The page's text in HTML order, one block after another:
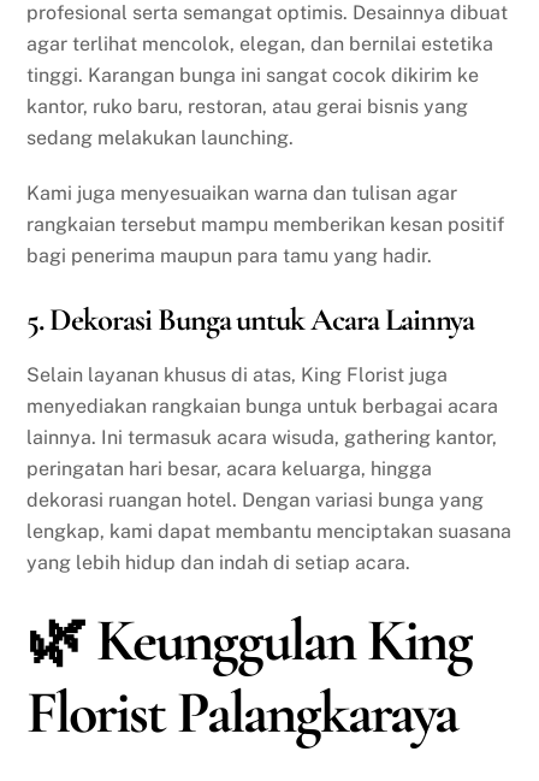
profesional serta semangat optimis. Desainnya dibuat
agar terlihat mencolok, elegan, dan bernilai estetika
tinggi. Karangan bunga ini sangat cocok dikirim ke
kantor, ruko baru, restoran, atau gerai bisnis yang
sedang melakukan launching.
Kami juga menyesuaikan warna dan tulisan agar
rangkaian tersebut mampu memberikan kesan positif
bagi penerima maupun para tamu yang hadir.
5. Dekorasi Bunga untuk Acara Lainnya
Selain layanan khusus di atas, King Florist juga
menyediakan rangkaian bunga untuk berbagai acara
lainnya. Ini termasuk acara wisuda, gathering kantor,
peringatan hari besar, acara keluarga, hingga
dekorasi ruangan hotel. Dengan variasi bunga yang
lengkap, kami dapat membantu menciptakan suasana
yang lebih hidup dan indah di setiap acara.
🌿 Keunggulan King
Florist Palangkaraya